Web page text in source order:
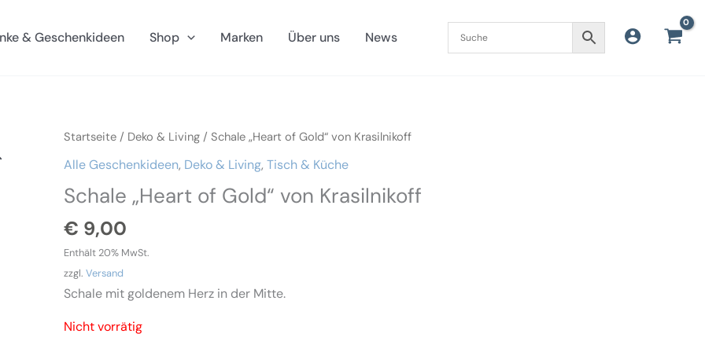
& Geschenkideen Shop Marken Über uns News
Startseite/ Deko & Living/ Schale „Heart of Gold“ von Krasilnikoff
Alle Geschenkideen, Deko & Living, Tisch & Küche
Schale „Heart of Gold“ von Krasilnikoff
€ 9,00
Enthält 20% MwSt.
zzgl. Versand
Schale mit goldenem Herz in der Mitte.
Nicht vorrätig